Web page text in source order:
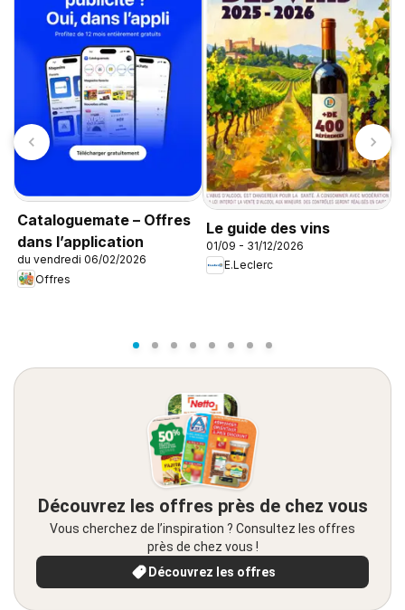
Cataloguemate – Offres
dans l’application
du vendredi 06/02/2026
Offres
Le guide des vins
01/09 - 31/12/2026
E.Leclerc
Découvrez les offres près de chez vous
Vous cherchez de l’inspiration ? Consultez les offres
près de chez vous !
Découvrez les offres